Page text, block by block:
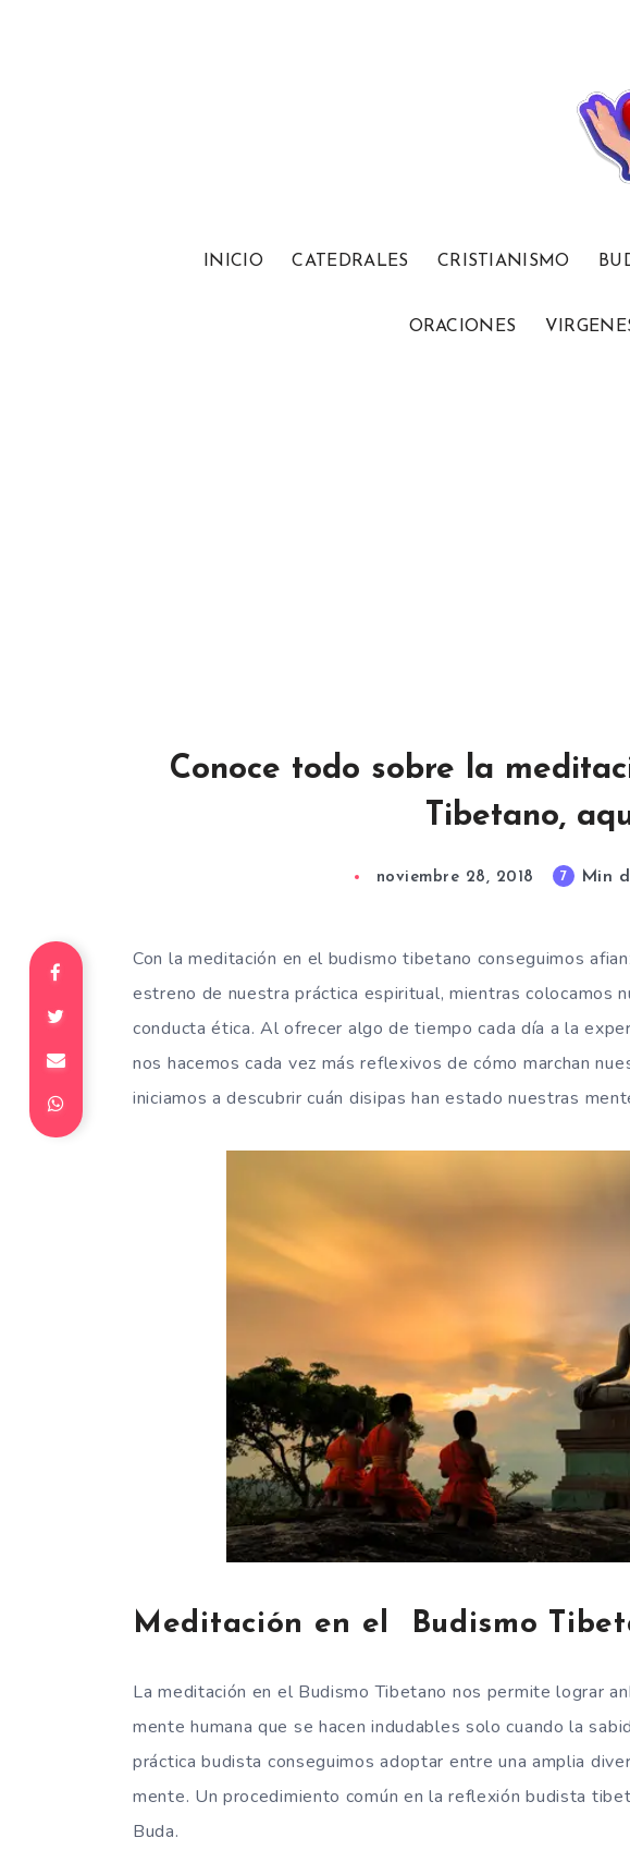
INICIO CATEDRALES CRISTIANISMO
ORACIONES
Conoce todo sobre la
Tibetano,
noviembre 28, 2018 7 Min
Con la meditación en el budismo tibetano conseguimos
estreno de nuestra práctica espiritual, mientras colocamos
conducta ética. Al ofrecer algo de tiempo cada día a la
nos hacemos cada vez más reflexivos de cómo marchan
iniciamos a descubrir cuán disipas han estado nuestras
Meditación en el Budismo
La meditación en el Budismo Tibetano nos permite lograr
mente humana que se hacen indudables solo cuando la
práctica budista conseguimos adoptar entre una amplia
mente. Un procedimiento común en la reflexión budista
Buda.